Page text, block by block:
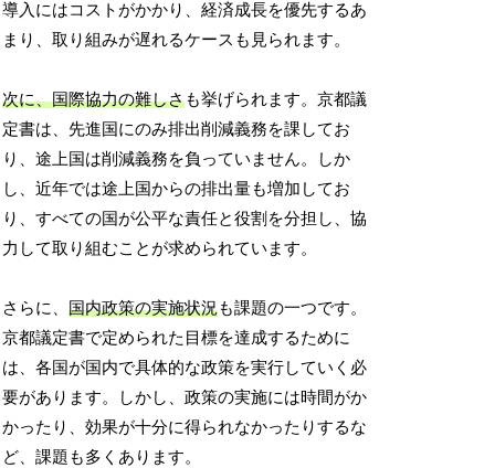
導入にはコストがかかり、経済成長を優先するあ
まり、取り組みが遅れるケースも見られます。
次に、国際協力の難しさも挙げられます。京都議
定書は、先進国にのみ排出削減義務を課してお
り、途上国は削減義務を負っていません。しか
し、近年では途上国からの排出量も増加してお
り、すべての国が公平な責任と役割を分担し、協
力して取り組むことが求められています。
さらに、国内政策の実施状況も課題の一つです。
京都議定書で定められた目標を達成するために
は、各国が国内で具体的な政策を実行していく必
要があります。しかし、政策の実施には時間がか
かったり、効果が十分に得られなかったりするな
ど、課題も多くあります。